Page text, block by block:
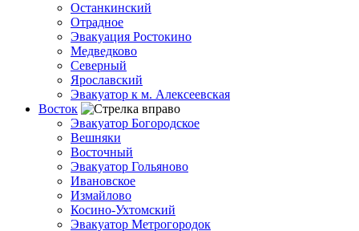
Останкинский
Отрадное
Эвакуация Ростокино
Медведково
Северный
Ярославский
Эвакуатор к м. Алексеевская
Восток
Эвакуатор Богородское
Вешняки
Восточный
Эвакуатор Гольяново
Ивановское
Измайлово
Косино-Ухтомский
Эвакуатор Метрогородок